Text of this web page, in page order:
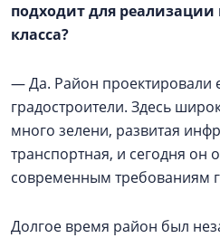
подходит для реализации
класса?
— Да. Район проектировали
градостроители. Здесь
много зелени, развитая
транспортная, и сегодня он
современным требованиям
Долгое время район был